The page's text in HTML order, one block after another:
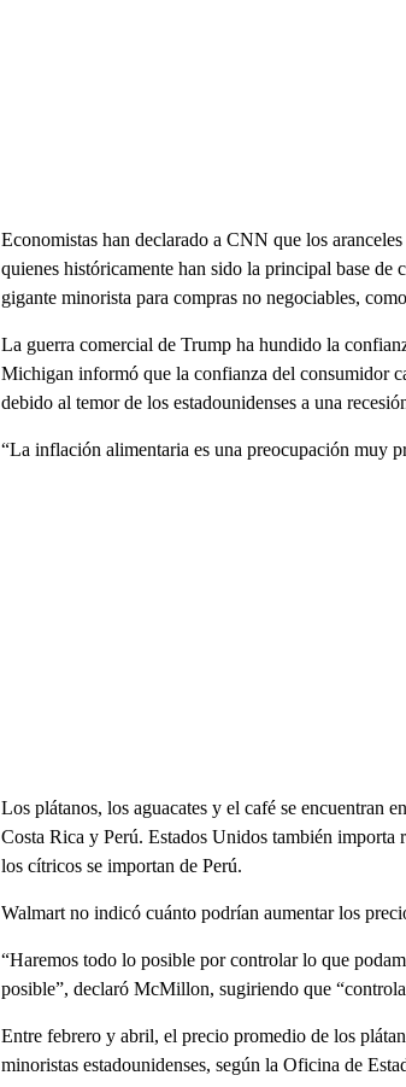
Economistas han declarado a CNN que los
quienes históricamente han sido la principal base de
gigante minorista para compras no negociables,
La guerra comercial de Trump ha hundido la
Michigan informó que la confianza del consumidor
debido al temor de los estadounidenses a una
“La inflación alimentaria es una preocupación muy
Los plátanos, los aguacates y el café se encuentran
Costa Rica y Perú. Estados Unidos también importa
los cítricos se importan de Perú.
Walmart no indicó cuánto podrían aumentar los
“Haremos todo lo posible por controlar lo que
posible”, declaró McMillon, sugiriendo que
Entre febrero y abril, el precio promedio de los
minoristas estadounidenses, según la Oficina de